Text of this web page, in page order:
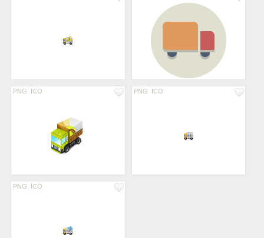
PNG ICO PNG ICO
PNG ICO